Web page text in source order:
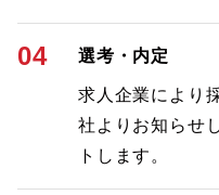
04 選考・内定
求人企業により
社よりお知らせ
トします。